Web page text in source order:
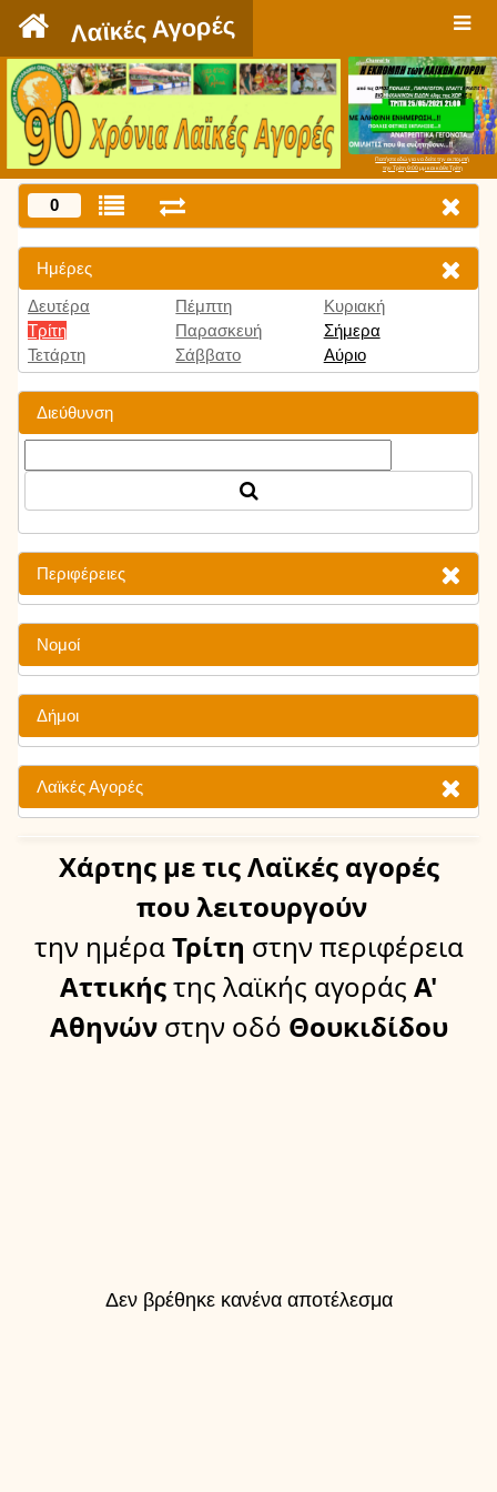
Λαϊκές Αγορές
Πατήστε εδώ για να δείτε την εκπομπή
την Τρίτη 9:00 μμ και κάθε Τρίτη
0
Ημέρες
Δευτέρα
Τρίτη
Τετάρτη
Πέμπτη
Παρασκευή
Σάββατο
Κυριακή
Σήμερα
Αύριο
Διεύθυνση
Περιφέρειες
Νομοί
Δήμοι
Λαϊκές Αγορές
Χάρτης με τις Λαϊκές αγορές
που λειτουργούν
την ημέραΤρίτη στην περιφέρεια
Αττικήςτης λαϊκής αγοράς Α'
Αθηνών στην οδό Θουκιδίδου
Δεν βρέθηκε κανένα αποτέλεσμα